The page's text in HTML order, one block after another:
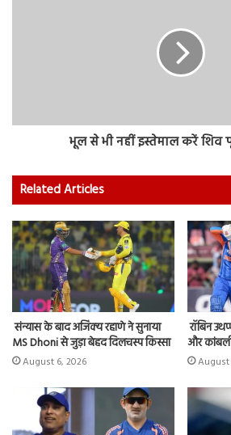
भूल से भी नहीं इस्तेमाल करें
Related Articles
संन्यास के बाद अजिंक्‍य रहाणे ने सुनाया
MS Dhoni से जुड़ा बेहद दिलचस्प किस्सा
August 6, 2026
रॉबिन
और
August